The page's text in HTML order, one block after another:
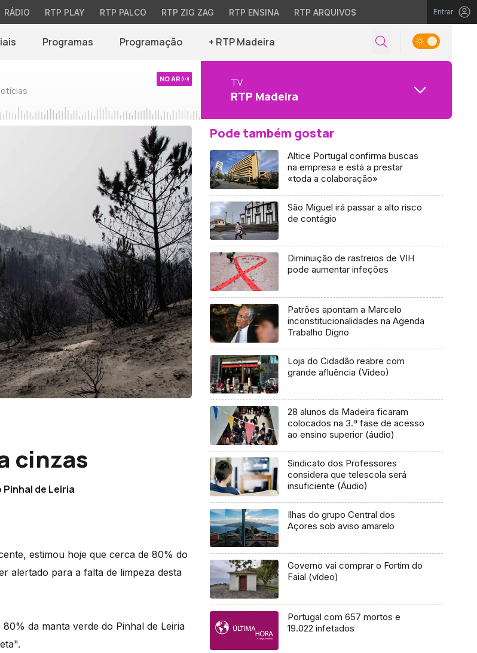
RÁDIO RTP PLAY RTP PALCO RTP ZIG ZAG RTP ENSINA RTP ARQUIVOS Entrar
Programas Programação + RTP Madeira
NO AR TV
RTP Madeira
cinzas
de Leiria
estimou hoje que cerca de 80% do
alertado para a falta de limpeza desta
da manta verde do Pinhal de Leiria
Pode também gostar
Altice Portugal confirma buscas
na empresa e está a prestar
«toda a colaboração»
São Miguel irá passar a alto risco
de contágio
Diminuição de rastreios de VIH
pode aumentar infeções
Patrões apontam a Marcelo
inconstitucionalidades na Agenda
Trabalho Digno
Loja do Cidadão reabre com
grande afluência (Vídeo)
28 alunos da Madeira ficaram
colocados na 3.ª fase de acesso
ao ensino superior (áudio)
Sindicato dos Professores
considera que telescola será
insuficiente (Áudio)
Ilhas do grupo Central dos
Açores sob aviso amarelo
Governo vai comprar o Fortim do
Faial (vídeo)
Portugal com 657 mortos e
19.022 infetados